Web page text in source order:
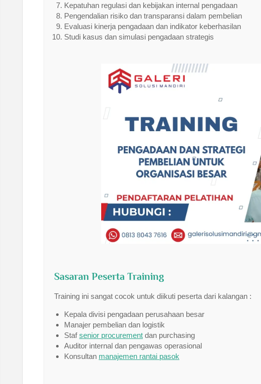
Kepatuhan regulasi dan kebijakan internal pengadaan
Pengendalian risiko dan transparansi dalam pembelian
Evaluasi kinerja pengadaan dan indikator keberhasilan
Studi kasus dan simulasi pengadaan strategis
Sasaran Peserta Training
Training ini sangat cocok untuk diikuti peserta dari kalangan :
Kepala divisi pengadaan perusahaan besar
Manajer pembelian dan logistik
Stafsenior procurement dan purchasing
Auditor internal dan pengawas operasional
Konsultan manajemen rantai pasok